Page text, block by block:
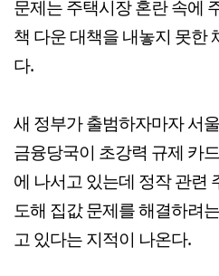
문제는 주택시장 혼란 속에
책 다운 대책을 내놓지 못한
다.
새 정부가 출범하자마자 서
금융당국이 초강력 규제 카
에 나서고 있는데 정작 관련
도해 집값 문제를 해결하려
고 있다는 지적이 나온다.